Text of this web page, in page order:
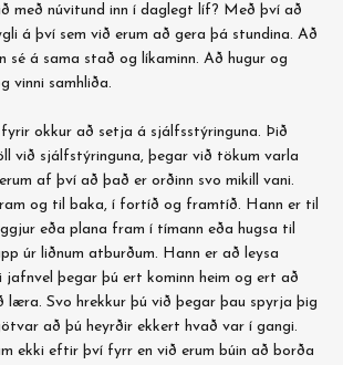
með núvitund inn í daglegt líf? Með því að
á því sem við erum að gera þá stundina. Að
sé á sama stað og líkaminn. Að hugur og
vinni samhliða.
okkur að setja á sjálfsstýringuna. Þið
við sjálfstýringuna, þegar við tökum varla
af því að það er orðinn svo mikill vani.
og til baka, í fortíð og framtíð. Hann er til
eða plana fram í tímann eða hugsa til
úr liðnum atburðum. Hann er að leysa
jafnvel þegar þú ert kominn heim og ert að
læra. Svo hrekkur þú við þegar þau spyrja þig
að þú heyrðir ekkert hvað var í gangi.
ekki eftir því fyrr en við erum búin að borða